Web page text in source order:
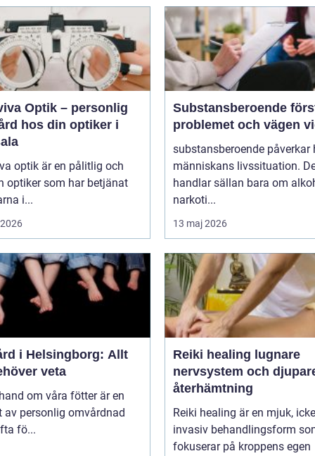
Optik – personlig
hos din optiker i
optik är en pålitlig och
optiker som har betjänat
i...
Substansberoende förstå
problemet och vägen
substansberoende påverkar
människans livssituation.
handlar sällan bara om
narkoti...
13 maj 2026
i Helsingborg: Allt
veta
om våra fötter är en
av personlig omvårdnad
fö...
Reiki healing lugnare
nervsystem och
återhämtning
Reiki healing är en mjuk,
invasiv behandlingsform
fokuserar på kroppens egen